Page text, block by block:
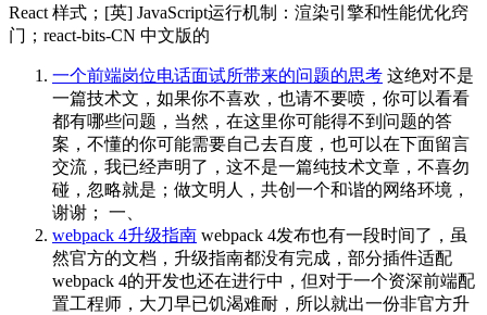
React 样式；[英] JavaScript运行机制：渲染引擎和性能优化窍
门；react-bits-CN 中文版的
一个前端岗位电话面试所带来的问题的思考 这绝对不是
一篇技术文，如果你不喜欢，也请不要喷，你可以看看
都有哪些问题，当然，在这里你可能得不到问题的答
案，不懂的你可能需要自己去百度，也可以在下面留言
交流，我已经声明了，这不是一篇纯技术文章，不喜勿
碰，忽略就是；做文明人，共创一个和谐的网络环境，
谢谢； 一、
webpack 4升级指南 webpack 4发布也有一段时间了，虽
然官方的文档，升级指南都没有完成，部分插件适配
webpack 4的开发也还在进行中，但对于一个资深前端配
置工程师，大刀早已饥渴难耐，所以就出一份非官方升